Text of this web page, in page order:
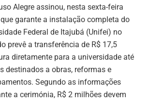
Alegre assinou, nesta sexta-feira
garante a instalação completa do
Federal de Itajubá (Unifei) no
prevê a transferência de R$ 17,5
diretamente para a universidade até
destinados a obras, reformas e
Segundo as informações
a cerimónia, R$ 2 milhões devem